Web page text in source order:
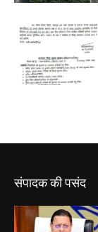
संपादक की पसंद